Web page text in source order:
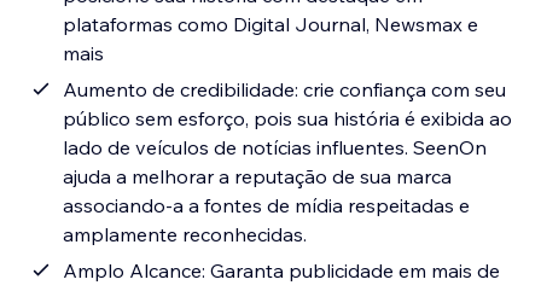
plataformas como Digital Journal, Newsmax e
mais
Aumento de credibilidade: crie confiança com seu
público sem esforço, pois sua história é exibida ao
lado de veículos de notícias influentes. SeenOn
ajuda a melhorar a reputação de sua marca
associando-a a fontes de mídia respeitadas e
amplamente reconhecidas.
Amplo Alcance: Garanta publicidade em mais de